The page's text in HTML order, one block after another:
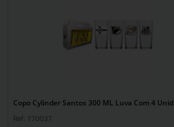
Copo Cylinder Santos 300 ML Luva Com 4 Unid
Ref: 770037